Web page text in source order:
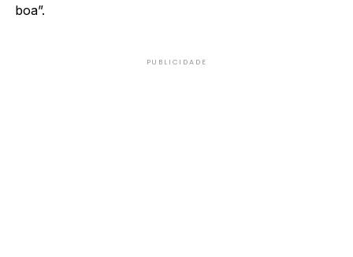
boa”.
PUBLICIDADE